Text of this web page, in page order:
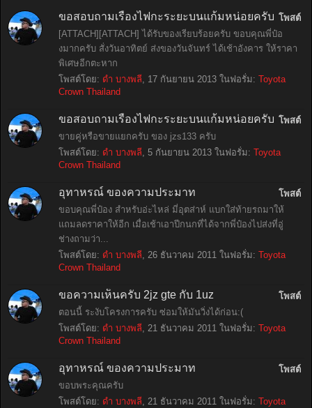
โพสต์
ขอสอบถามเรื่องไฟกะระยะบนแก้มหน่อยครับ
[ATTACH][ATTACH] ได้รับของเรียบร้อยครับ ขอบคุณพี่ป๋อ
งมากครับ สั่งวันอาทิตย์ ส่งของวันจันทร์ ได้เช้าอังคาร ให้ราคา
พิเศษอีกตะหาก
โพสต์โดย: ดำ บางพลี, 17 กันยายน 2013 ในฟอรั่ม: Toyota
Crown Thailand
โพสต์
ขอสอบถามเรื่องไฟกะระยะบนแก้มหน่อยครับ
ขายคู่หรือขายแยกครับ ของ jzs133 ครับ
โพสต์โดย: ดำ บางพลี, 5 กันยายน 2013 ในฟอรั่ม: Toyota
Crown Thailand
โพสต์
อุทาหรณ์ ของความประมาท
ขอบคุณพี่ป๋อง สำหรับอ่ะไหล่ มี่อุตส่าห์ แบกใส่ท้ายรถมาให้
แถมลดราคาให้อีก เมื่อเช้าเอาปีกนกที่ได้จากพี่ป๋องไปส่งที่อู่
ช่างถามว่า...
โพสต์โดย: ดำ บางพลี, 26 ธันวาคม 2011 ในฟอรั่ม: Toyota
Crown Thailand
โพสต์
ขอความเห็นครับ 2jz gte กับ 1uz
ตอนนี้ ระงับโครงการครับ ซ่อมให้มันวิ่งได้ก่อน:(
โพสต์โดย: ดำ บางพลี, 21 ธันวาคม 2011 ในฟอรั่ม: Toyota
Crown Thailand
โพสต์
อุทาหรณ์ ของความประมาท
ขอบพระคุณครับ
โพสต์โดย: ดำ บางพลี, 21 ธันวาคม 2011 ในฟอรั่ม: Toyota